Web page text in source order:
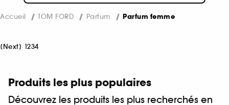
Accueil TOM FORD Parfum Parfum femme
[Next] 1234
Produits les plus populaires
Découvrez les produits les plus recherchés en